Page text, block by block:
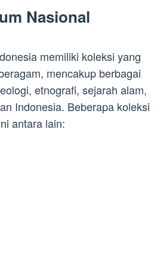
Nasional
memiliki koleksi yang
mencakup berbagai
etnografi, sejarah alam,
Indonesia. Beberapa koleksi
antara lain: